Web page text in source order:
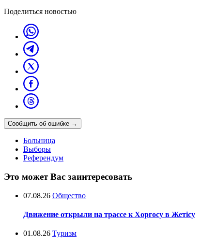
Поделиться новостью
Сообщить об ошибке →
Больница
Выборы
Референдум
Это может Вас заинтересовать
07.08.26 Общество
Движение открыли на трассе к Хоргосу в Жетісу
01.08.26 Туризм